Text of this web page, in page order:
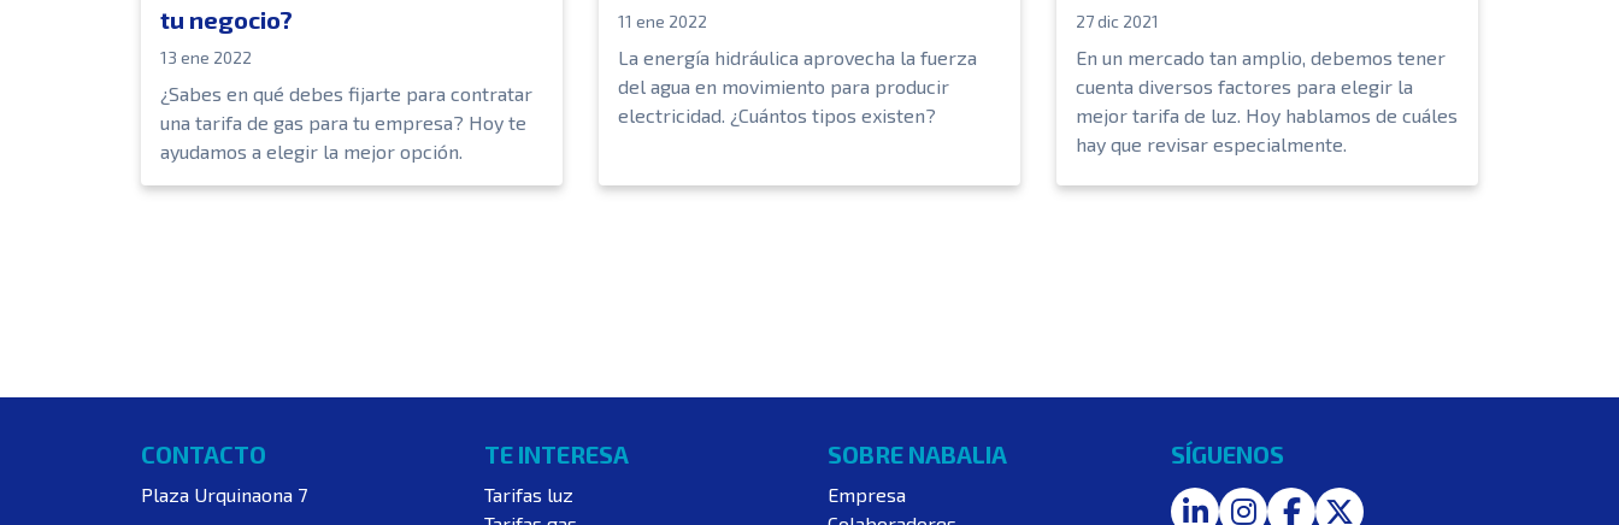
tu negocio?
13 ene 2022
¿Sabes en qué debes fijarte para contratar
una tarifa de gas para tu empresa? Hoy te
ayudamos a elegir la mejor opción.
11 ene 2022
La energía hidráulica aprovecha la fuerza
del agua en movimiento para producir
electricidad. ¿Cuántos tipos existen?
27 dic 2021
En un mercado tan amplio, debemos tener
cuenta diversos factores para elegir la
mejor tarifa de luz. Hoy hablamos de cuáles
hay que revisar especialmente.
CONTACTO
Plaza Urquinaona 7
TE INTERESA
Tarifas luz
SOBRE NABALIA
Empresa
SÍGUENOS
LinkedInInstagram
FacebookTwitter